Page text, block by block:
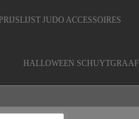
PRIJSLIJST JUDO ACCESSOIRES
HALLOWEEN SCHUYTGRAAF